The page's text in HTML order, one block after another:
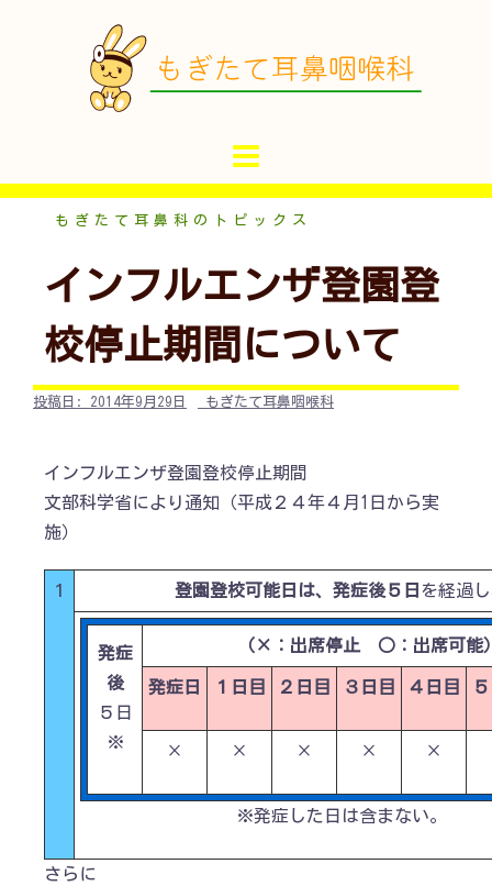
もぎたて耳鼻科のトピックス
インフルエンザ登園登
校停止期間について
投稿日: 2014年9月29日 もぎたて耳鼻咽喉科
インフルエンザ登園登校停止期間
文部科学省により通知（平成２４年４月1日から実
施）
１ 登園登校可能日は、発症後５日 を経過
発症
後
５日
※
（×：出席停止 ○：出席可能
発症日 １日目 ２日目 ３日目 ４日目
× × × × ×
※発症した日は含まない。
さらに